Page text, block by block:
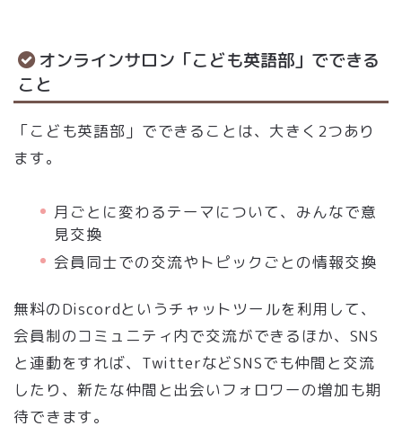
オンラインサロン「こども英語部」でできる
こと
「こども英語部」でできることは、大きく2つあり
ます。
月ごとに変わるテーマについて、みんなで意
見交換
会員同士での交流やトピックごとの情報交換
無料のDiscordというチャットツールを利用して、
会員制のコミュニティ内で交流ができるほか、SNS
と連動をすれば、TwitterなどSNSでも仲間と交流
したり、新たな仲間と出会いフォロワーの増加も期
待できます。